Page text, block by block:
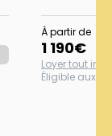
À partir de
1 190€
Loyer tout
Éligible aux